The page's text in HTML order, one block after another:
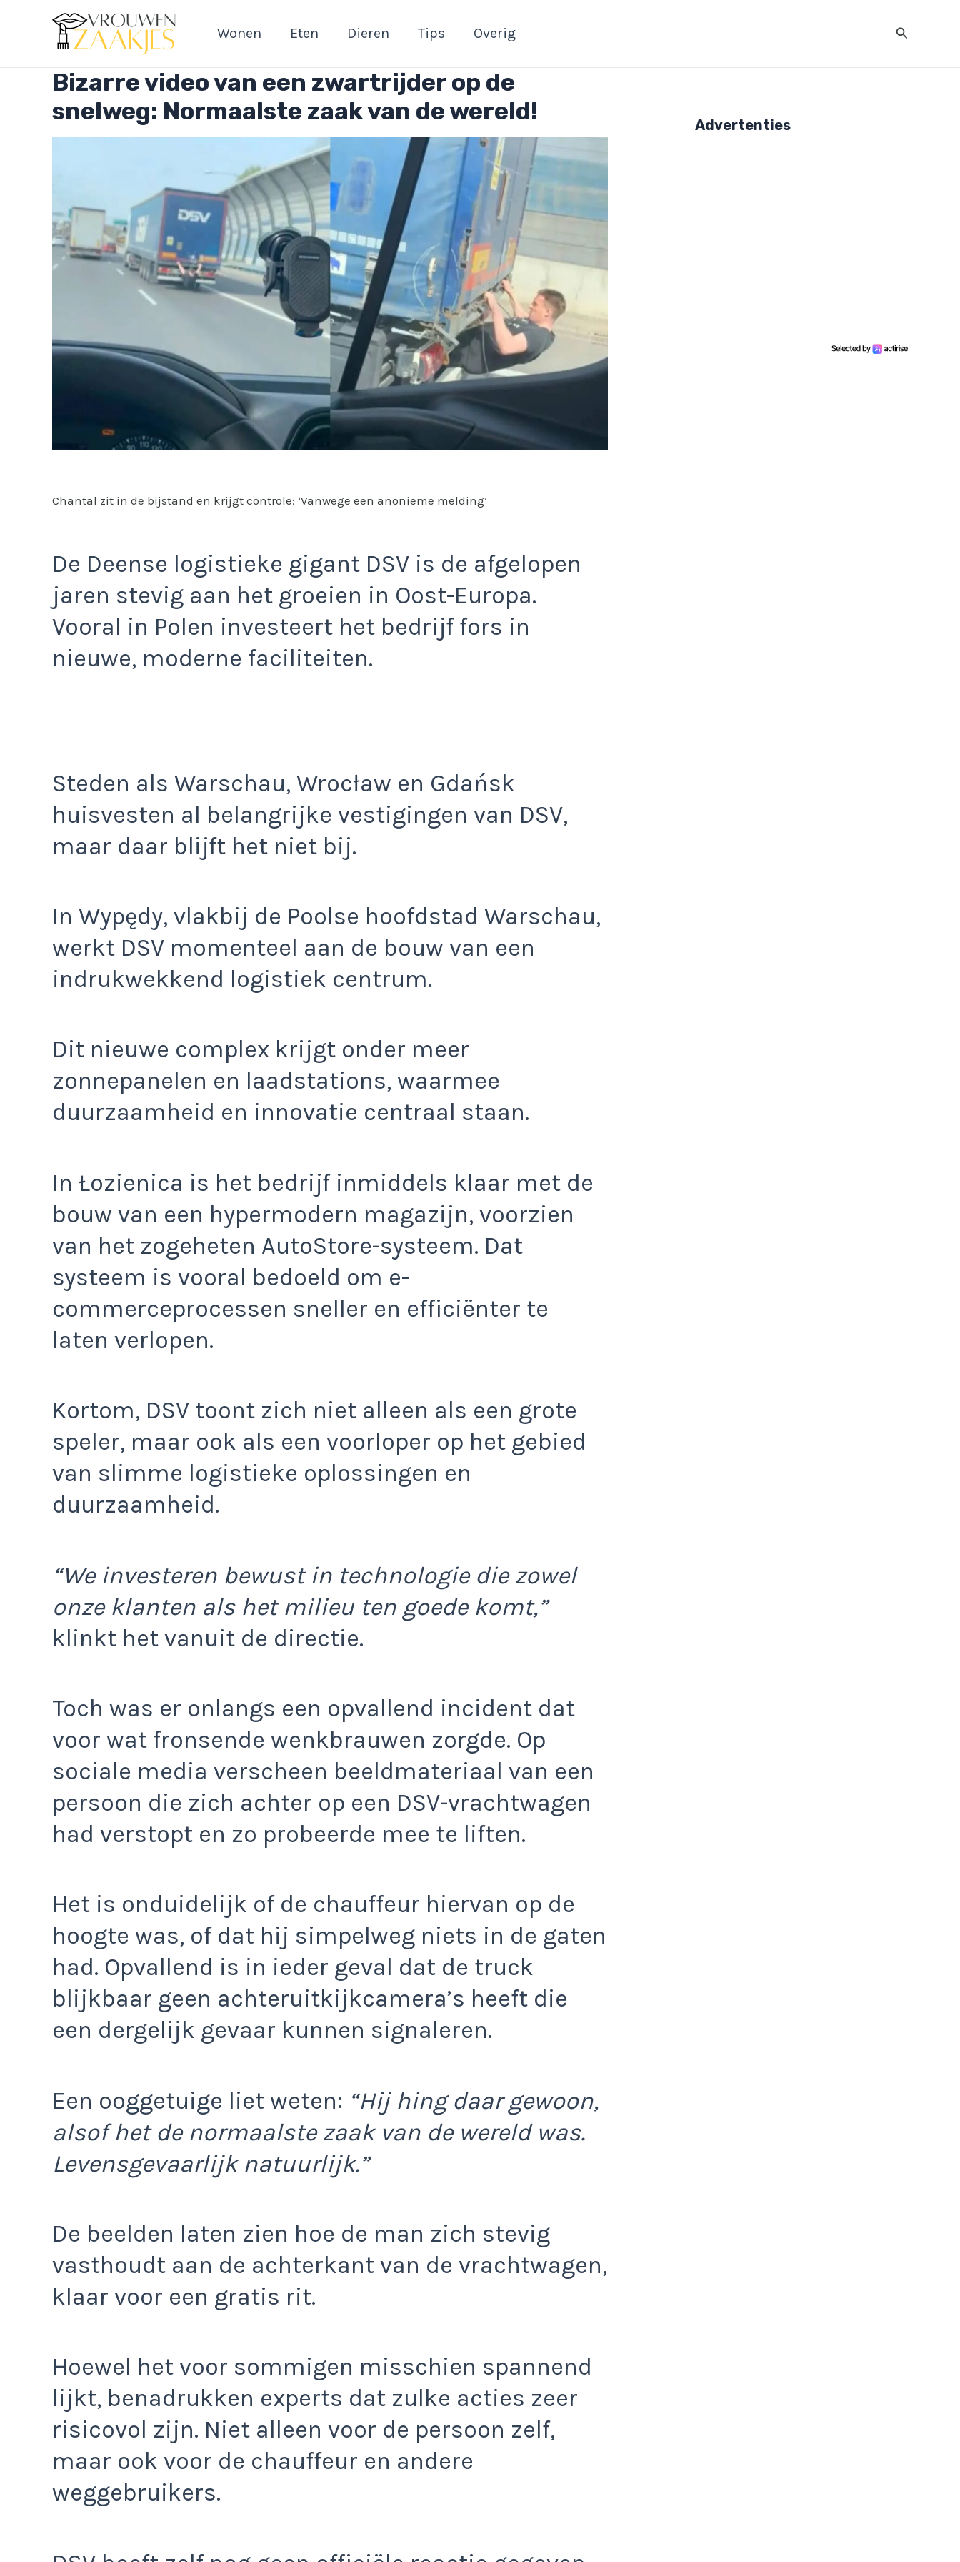
Wonen Eten Dieren Tips Overig Zoeken
Bizarre video van een zwartrijder op de
snelweg: Normaalste zaak van de wereld!
Chantal zit in de bijstand en krijgt controle: ‘Vanwege een anonieme melding’
De Deense logistieke gigant DSV is de afgelopen
jaren stevig aan het groeien in Oost-Europa.
Vooral in Polen investeert het bedrijf fors in
nieuwe, moderne faciliteiten.
Steden als Warschau, Wrocław en Gdańsk
huisvesten al belangrijke vestigingen van DSV,
maar daar blijft het niet bij.
In Wypędy, vlakbij de Poolse hoofdstad Warschau,
werkt DSV momenteel aan de bouw van een
indrukwekkend logistiek centrum.
Dit nieuwe complex krijgt onder meer
zonnepanelen en laadstations, waarmee
duurzaamheid en innovatie centraal staan.
In Łozienica is het bedrijf inmiddels klaar met de
bouw van een hypermodern magazijn, voorzien
van het zogeheten AutoStore-systeem. Dat
systeem is vooral bedoeld om e-
commerceprocessen sneller en efficiënter te
laten verlopen.
Kortom, DSV toont zich niet alleen als een grote
speler, maar ook als een voorloper op het gebied
van slimme logistieke oplossingen en
duurzaamheid.
“We investeren bewust in technologie die zowel
onze klanten als het milieu ten goede komt,”
klinkt het vanuit de directie.
Toch was er onlangs een opvallend incident dat
voor wat fronsende wenkbrauwen zorgde. Op
sociale media verscheen beeldmateriaal van een
persoon die zich achter op een DSV-vrachtwagen
had verstopt en zo probeerde mee te liften.
Het is onduidelijk of de chauffeur hiervan op de
hoogte was, of dat hij simpelweg niets in de gaten
had. Opvallend is in ieder geval dat de truck
blijkbaar geen achteruitkijkcamera’s heeft die
een dergelijk gevaar kunnen signaleren.
Een ooggetuige liet weten: “Hij hing daar gewoon,
alsof het de normaalste zaak van de wereld was.
Levensgevaarlijk natuurlijk.”
De beelden laten zien hoe de man zich stevig
vasthoudt aan de achterkant van de vrachtwagen,
klaar voor een gratis rit.
Hoewel het voor sommigen misschien spannend
lijkt, benadrukken experts dat zulke acties zeer
risicovol zijn. Niet alleen voor de persoon zelf,
maar ook voor de chauffeur en andere
weggebruikers.
Advertenties